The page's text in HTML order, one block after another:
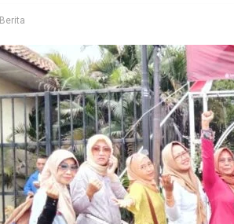
Berita